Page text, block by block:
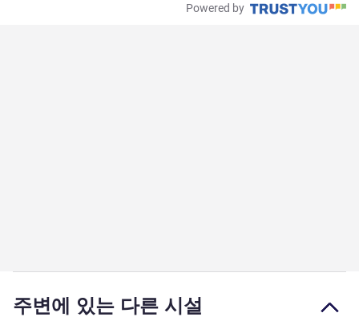
Powered by
주변에 있는 다른 시설